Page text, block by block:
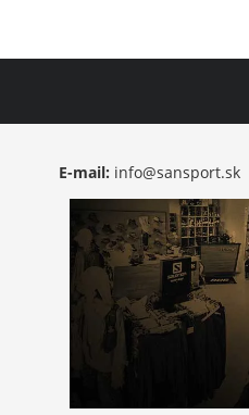
E-mail: info@sansport.sk